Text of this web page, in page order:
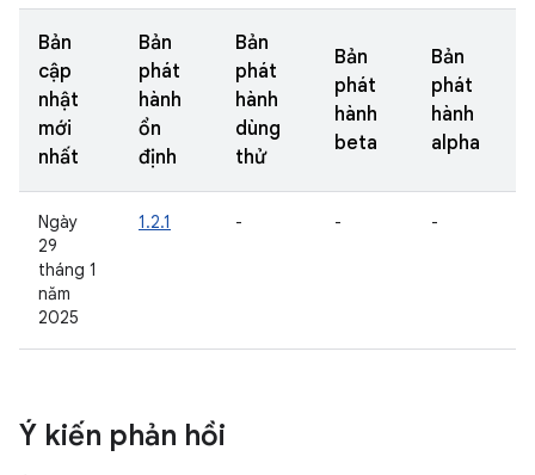
Bản
cập
nhật
mới
nhất
Bản
phát
hành
ổn
định
Bản
phát
hành
dùng
thử
Bản
phát
hành
beta
Bản
phát
hành
alpha
Ngày
29
tháng 1
năm
2025
1.2.1 - - -
Ý kiến phản hồi